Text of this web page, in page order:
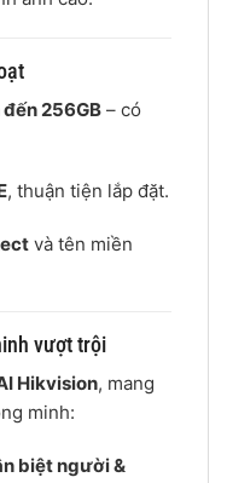
256GB– có
, thuận tiện lắp đặt.
và tên miền
vượt trội
Hikvision, mang
minh:
biệt người &